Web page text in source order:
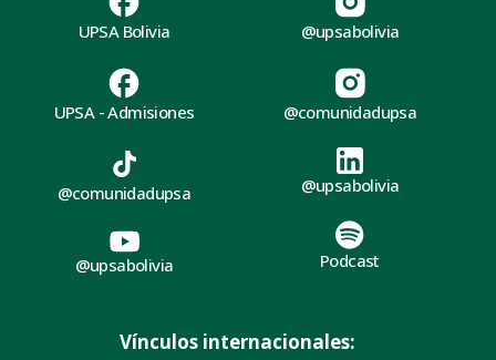
UPSA Bolivia
UPSA - Admisiones
@upsabolivia
@comunidadupsa
@comunidadupsa
@upsabolivia
@upsabolivia
Podcast
Vínculos internacionales: